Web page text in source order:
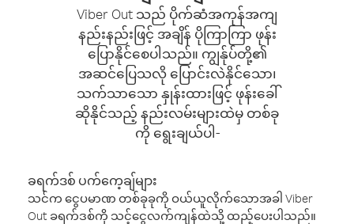
Viber Out သည် ပိုက်ဆံအကုန်အကျ
နည်းနည်းဖြင့် အချိန် ပိုကြာကြာ ဖုန်း
ပြောနိုင်စေပါသည်။ ကျွန်ုပ်တို့၏
အဆင်ပြေသလို ပြောင်းလဲနိုင်သော၊
သက်သာသော နှုန်းထားဖြင့် ဖုန်းခေါ်
ဆိုနိုင်သည့် နည်းလမ်းများထဲမှ တစ်ခု
ကို ရွေးချယ်ပါ-
ခရက်ဒစ် ပက်ကေ့ချ်များ
သင်က ငွေပမာဏ တစ်ခုခုကို ဝယ်ယူလိုက်သောအခါ Viber
Out ခရက်ဒစ်ကို သင့်ငွေလက်ကျန်ထဲသို့ ထည့်ပေးပါသည်။